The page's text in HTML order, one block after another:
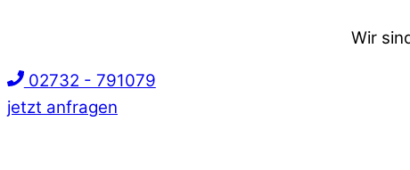
Wir
02732 - 791079
jetzt anfragen